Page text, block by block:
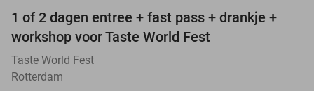
56%
TODAY
1 of 2 dagen entree + fast pass + drankje +
workshop voor Taste World Fest
Taste World Fest
Rotterdam